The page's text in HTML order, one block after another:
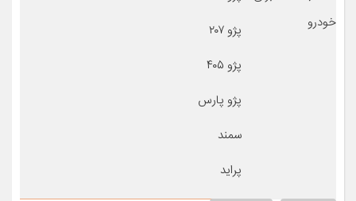
خودرو
پژو ۲۰۷
پژو ۴۰۵
پژو پارس
سمند
پراید